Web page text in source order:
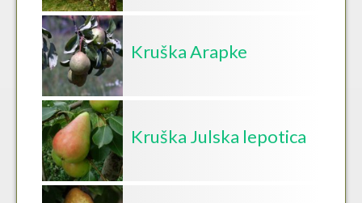
Kruška Arapke
Kruška Julska lepotica